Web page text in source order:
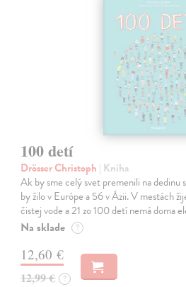
100 detí
Drösser Christoph | Kniha
Ak by sme celý svet premenili na dedinu
by žilo v Európe a 56 v Ázii. V mestách
čistej vode a 21 zo 100 detí nemá doma
Na sklade ?
12,60 €
12,99 € ?